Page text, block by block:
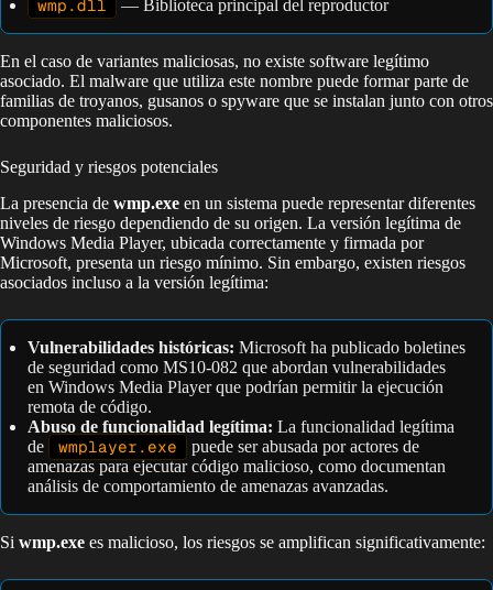
wmp.dll — Biblioteca principal del reproductor
En el caso de variantes maliciosas, no existe software legítimo
asociado. El malware que utiliza este nombre puede formar parte de
familias de troyanos, gusanos o spyware que se instalan junto con otros
componentes maliciosos.
Seguridad y riesgos potenciales
La presencia de wmp.exe en un sistema puede representar diferentes
niveles de riesgo dependiendo de su origen. La versión legítima de
Windows Media Player, ubicada correctamente y firmada por
Microsoft, presenta un riesgo mínimo. Sin embargo, existen riesgos
asociados incluso a la versión legítima:
Vulnerabilidades históricas: Microsoft ha publicado boletines
de seguridad como MS10-082 que abordan vulnerabilidades
en Windows Media Player que podrían permitir la ejecución
remota de código.
Abuso de funcionalidad legítima: La funcionalidad legítima
de
wmplayer.exe
puede ser abusada por actores de
amenazas para ejecutar código malicioso, como documentan
análisis de comportamiento de amenazas avanzadas.
Si wmp.exe es malicioso, los riesgos se amplifican significativamente: